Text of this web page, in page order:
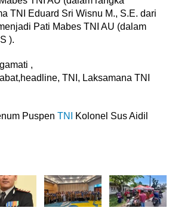
TNI Eduard Sri Wisnu M., S.E. dari
Pati Mabes TNI AU (dalam
).
,
TNI, Laksamana TNI
Puspen TNI Kolonel Sus Aidil